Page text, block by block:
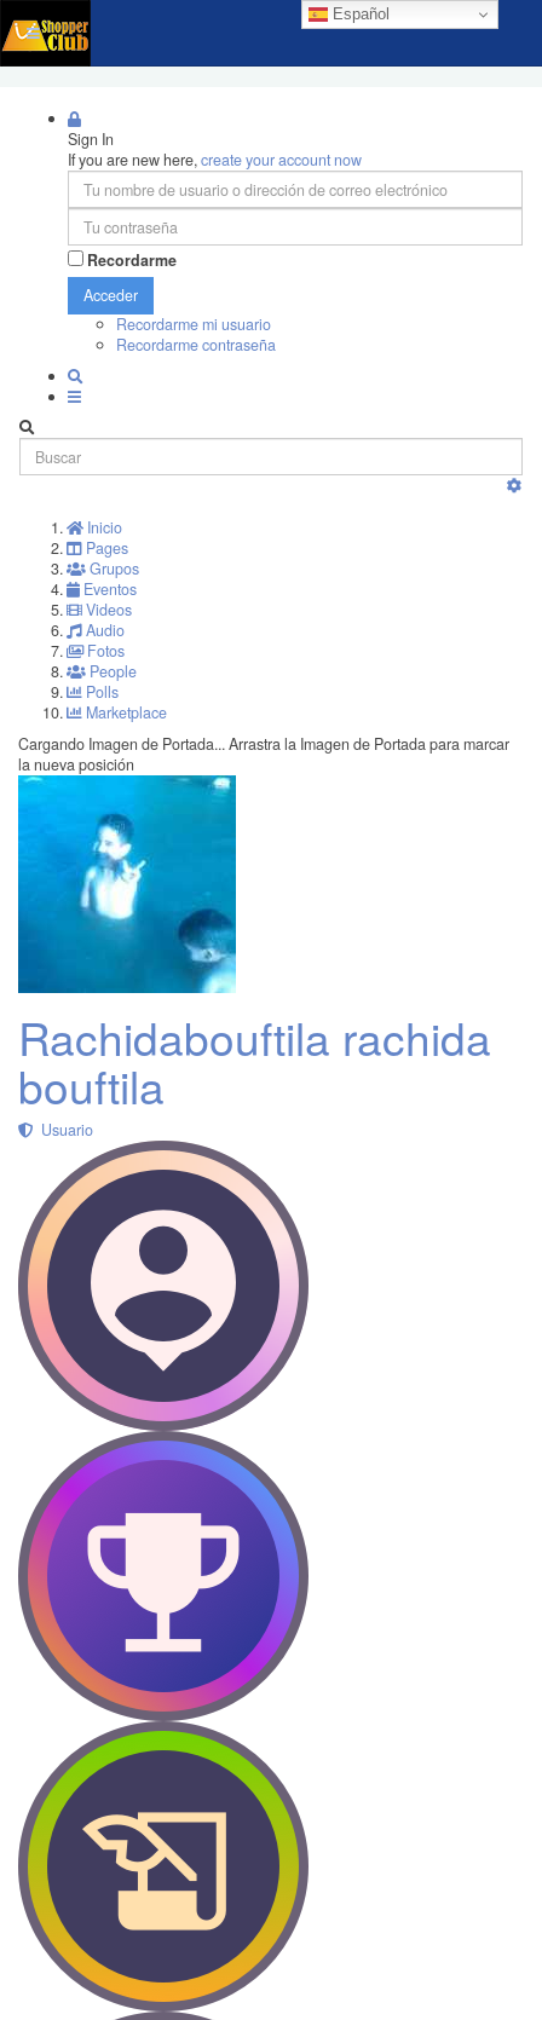
Español
Sign In
If you are new here,create your account now
Recordarme
Acceder
Recordarme mi usuario
Recordarme contraseña
Inicio
Pages
Grupos
Eventos
Videos
Audio
Fotos
People
Polls
Marketplace
Cargando Imagen de Portada... Arrastra la Imagen de Portada para marcar
la nueva posición
Rachidabouftila rachida
bouftila
Usuario